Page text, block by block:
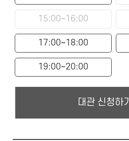
15:00~16:00
17:00~18:00
19:00~20:00
대관 신청하기